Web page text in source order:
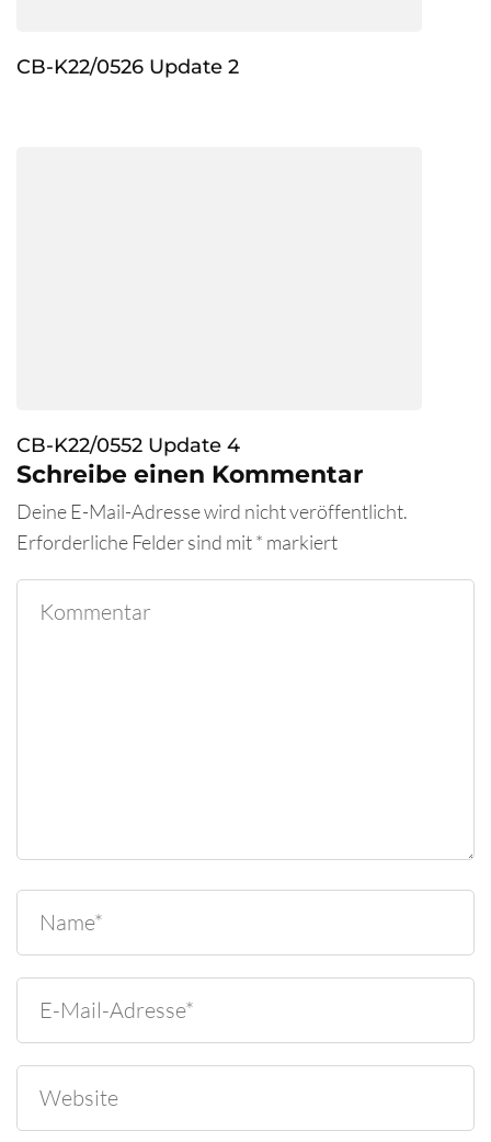
CB-K22/0526 Update 2
CB-K22/0552 Update 4
Schreibe einen Kommentar
Deine E-Mail-Adresse wird nicht veröffentlicht.
Erforderliche Felder sind mit* markiert